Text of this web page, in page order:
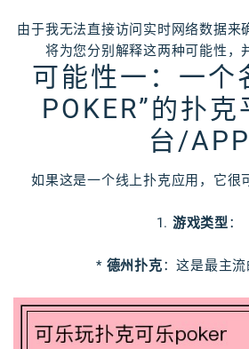
由于我无法直接访问实时网络数据来
将为您分别解释这两种可能性，
可能性一：一个
POKER”的扑
台/APP
如果这是一个线上扑克应用，它很
1. 游戏类型：
* 德州扑克：这是最主流